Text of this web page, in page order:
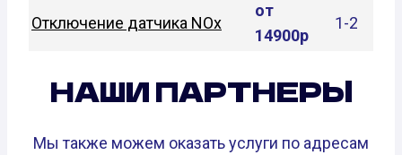
Отключение датчика NOx
от
14900р
1-2
НАШИ ПАРТНЕРЫ
Мы также можем оказать услуги по адресам